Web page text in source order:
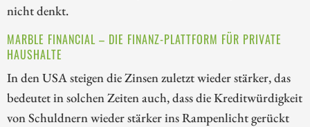
nicht denkt.
MARBLE FINANCIAL – DIE FINANZ-PLATTFORM FÜR PRIVATE
HAUSHALTE
In den USA steigen die Zinsen zuletzt wieder stärker, das
bedeutet in solchen Zeiten auch, dass die Kreditwürdigkeit
von Schuldnern wieder stärker ins Rampenlicht gerückt